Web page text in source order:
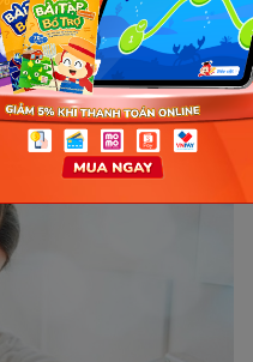
tay khô cho bé khi
tay cho bé khi cần
để bé đưa tay lên mắt,
trẻ mút tay hoặc cắn